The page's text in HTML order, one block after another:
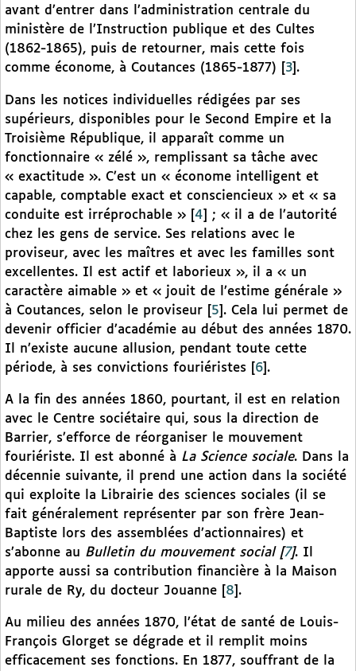
avant d’entrer dans l’administration centrale du
ministère de l’Instruction publique et des Cultes
(1862-1865), puis de retourner, mais cette fois
comme économe, à Coutances (1865-1877)
3 .
Dans les notices individuelles rédigées par ses
supérieurs, disponibles pour le Second Empire et la
Troisième République, il apparaît comme un
fonctionnaire « zélé », remplissant sa tâche avec
« exactitude ». C’est un « économe intelligent et
capable, comptable exact et consciencieux » et « sa
conduite est irréprochable »
4
; « il a de l’autorité
chez les gens de service. Ses relations avec le
proviseur, avec les maîtres et avec les familles sont
excellentes. Il est actif et laborieux », il a « un
caractère aimable » et « jouit de l’estime générale »
à Coutances, selon le proviseur
5 . Cela lui permet de
devenir officier d’académie au début des années 1870.
Il n’existe aucune allusion, pendant toute cette
période, à ses convictions fouriéristes
6 .
A la fin des années 1860, pourtant, il est en relation
avec le Centre sociétaire qui, sous la direction de
Barrier, s’efforce de réorganiser le mouvement
fouriériste. Il est abonné à La Science sociale. Dans la
décennie suivante, il prend une action dans la société
qui exploite la Librairie des sciences sociales (il se
fait généralement représenter par son frère Jean-
Baptiste lors des assemblées d’actionnaires) et
s’abonne au Bulletin du mouvement social[7]. Il
apporte aussi sa contribution financière à la Maison
rurale de Ry, du docteur Jouanne
8 .
Au milieu des années 1870, l’état de santé de Louis-
François Glorget se dégrade et il remplit moins
efficacement ses fonctions. En 1877, souffrant de la